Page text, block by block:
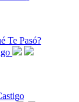
Te Pasó?